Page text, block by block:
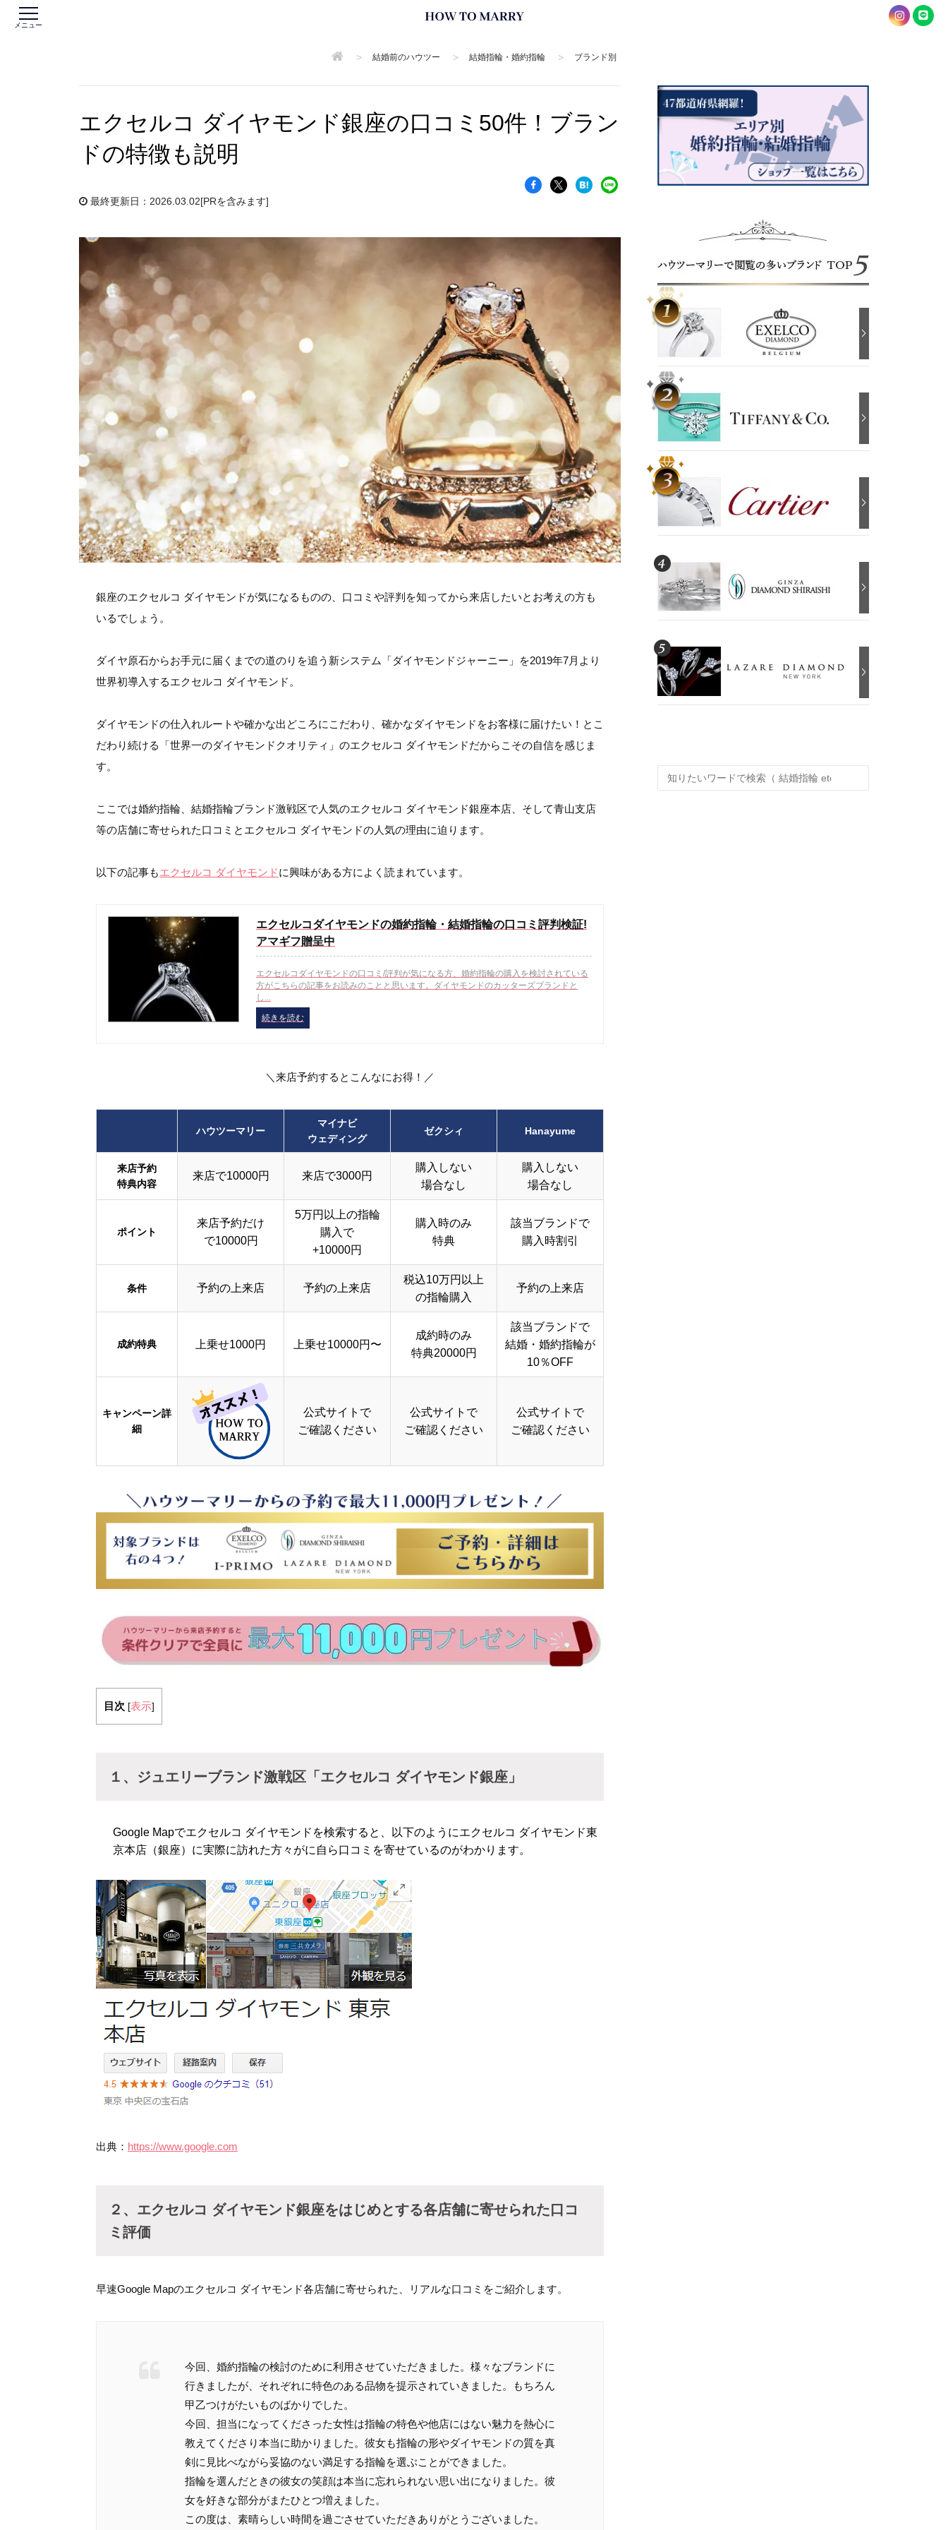
メニュー
> 結婚前のハウツー > 結婚指輪・婚約指輪 > ブランド別
エクセルコ ダイヤモンド銀座の口コミ50件！ブラン
ドの特徴も説明
最終更新日：2026.03.02[PRを含みます]
銀座のエクセルコ ダイヤモンドが気になるものの、口コミや評判を知ってから来店したいとお考えの方も
いるでしょう。
ダイヤ原石からお手元に届くまでの道のりを追う新システム「ダイヤモンドジャーニー」を2019年7月より
世界初導入するエクセルコ ダイヤモンド。
ダイヤモンドの仕入れルートや確かな出どころにこだわり、確かなダイヤモンドをお客様に届けたい！とこ
だわり続ける「世界一のダイヤモンドクオリティ」のエクセルコ ダイヤモンドだからこその自信を感じま
す。
ここでは婚約指輪、結婚指輪ブランド激戦区で人気のエクセルコ ダイヤモンド銀座本店、そして青山支店
等の店舗に寄せられた口コミとエクセルコ ダイヤモンドの人気の理由に迫ります。
以下の記事もエクセルコ ダイヤモンドに興味がある方によく読まれています。
エクセルコダイヤモンドの婚約指輪・結婚指輪の口コミ評判検証!
アマギフ贈呈中
エクセルコダイヤモンドの口コミ/評判が気になる方、婚約指輪の購入を検討されている
方がこちらの記事をお読みのことと思います。ダイヤモンドのカッターズブランドと
し...
続きを読む
＼来店予約するとこんなにお得！／
ハウツーマリー
マイナビ
ウェディング
ゼクシィ Hanayume
来店予約
特典内容
来店で10000円 来店で3000円
購入しない
場合なし
購入しない
場合なし
ポイント
来店予約だけ
で10000円
5万円以上の指輪
購入で
+10000円
購入時のみ
特典
該当ブランドで
購入時割引
条件 予約の上来店 予約の上来店
税込10万円以上
の指輪購入
予約の上来店
成約特典 上乗せ1000円 上乗せ10000円〜
成約時のみ
特典20000円
該当ブランドで
結婚・婚約指輪が
10％OFF
キャンペーン詳
細
公式サイトで
ご確認ください
公式サイトで
ご確認ください
公式サイトで
ご確認ください
目次 [表示]
１、ジュエリーブランド激戦区「エクセルコ ダイヤモンド銀座」
Google Mapでエクセルコ ダイヤモンドを検索すると、以下のようにエクセルコ ダイヤモンド東
京本店（銀座）に実際に訪れた方々がに自ら口コミを寄せているのがわかります。
出典： https://www.google.com
２、エクセルコ ダイヤモンド銀座をはじめとする各店舗に寄せられた口コ
ミ評価
早速Google Mapのエクセルコ ダイヤモンド各店舗に寄せられた、リアルな口コミをご紹介します。
今回、婚約指輪の検討のために利用させていただきました。様々なブランドに
行きましたが、それぞれに特色のある品物を提示されていきました。もちろん
甲乙つけがたいものばかりでした。
今回、担当になってくださった女性は指輪の特色や他店にはない魅力を熱心に
教えてくださり本当に助かりました。彼女も指輪の形やダイヤモンドの質を真
剣に見比べながら妥協のない満足する指輪を選ぶことができました。
指輪を選んだときの彼女の笑顔は本当に忘れられない思い出になりました。彼
女を好きな部分がまたひとつ増えました。
この度は、素晴らしい時間を過ごさせていただきありがとうございました。